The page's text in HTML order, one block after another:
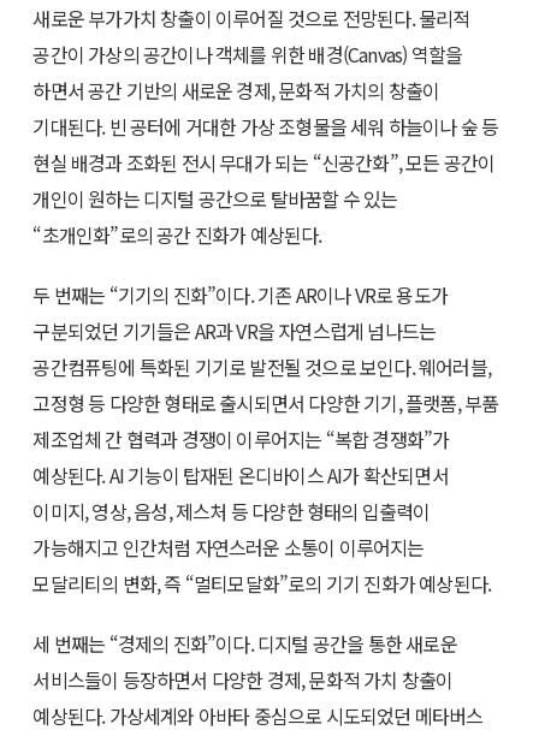
새로운 부가가치 창출이 이루어질 것으로 전망된다. 물리적
공간이 가상의 공간이나 객체를 위한 배경(Canvas) 역할을
하면서 공간 기반의 새로운 경제, 문화적 가치의 창출이
기대된다. 빈 공터에 거대한 가상 조형물을 세워 하늘이나 숲 등
현실 배경과 조화된 전시 무대가 되는 “신공간화”, 모든 공간이
개인이 원하는 디지털 공간으로 탈바꿈할 수 있는
“초개인화”로의 공간 진화가 예상된다.
두 번째는 “기기의 진화”이다. 기존 AR이나 VR로 용도가
구분되었던 기기들은 AR과 VR을 자연스럽게 넘나드는
공간컴퓨팅에 특화된 기기로 발전될 것으로 보인다. 웨어러블,
고정형 등 다양한 형태로 출시되면서 다양한 기기, 플랫폼, 부품
제조업체 간 협력과 경쟁이 이루어지는 “복합 경쟁화”가
예상된다. AI 기능이 탑재된 온디바이스 AI가 확산되면서
이미지, 영상, 음성, 제스처 등 다양한 형태의 입출력이
가능해지고 인간처럼 자연스러운 소통이 이루어지는
모달리티의 변화, 즉 “멀티모달화”로의 기기 진화가 예상된다.
세 번째는 “경제의 진화”이다. 디지털 공간을 통한 새로운
서비스들이 등장하면서 다양한 경제, 문화적 가치 창출이
예상된다. 가상세계와 아바타 중심으로 시도되었던 메타버스